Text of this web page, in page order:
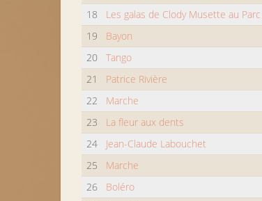
18
Les galas de Clody Musette au
19
Bayon
20
Tango
21
Patrice Rivière
22
Marche
23
La fleur aux dents
24
Jean-Claude Labouchet
25
Marche
26
Boléro